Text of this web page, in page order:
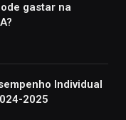
gastar na
Individual
2025